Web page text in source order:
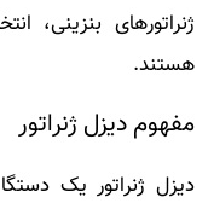
ژنراتورهای بنزینی،
هستند.
مفهوم دیزل ژنراتور
دیزل ژنراتور یک